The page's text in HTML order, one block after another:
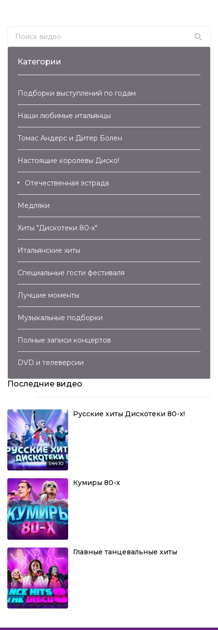
Search for:
Категории
Подборки выступлений по годам
Наши любимые итальянцы
Томас Андерс и Дитер Болен
Настоящие королевы Диско!
Отечественная эстрада
Медляки
Хиты "Дискотеки 80-х"
Итальянские хиты
Специальные гости фестиваля
Лучшие моменты
Музыкальные подборки
Полные записи концертов
DVD и телеверсии
Последние видео
1:44:10
Русские хиты Дискотеки 80-х!
Кумиры 80-х
Главные танцевальные хиты